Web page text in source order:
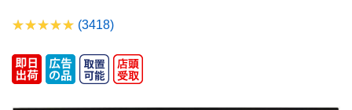
(3418)